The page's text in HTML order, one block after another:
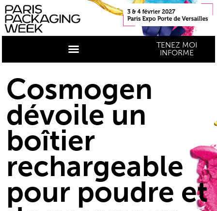
TENEZ MOI
INFORME
Cosmogen
dévoile un
boîtier
rechargeable
pour poudre et